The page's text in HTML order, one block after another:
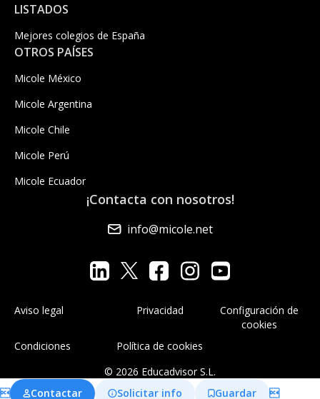
 Contactar Solicitar info Guardar 
LISTADOS
Mejores colegios de España
OTROS PAÍSES
Micole México
Micole Argentina
Micole Chile
Micole Perú
Micole Ecuador
¡Contacta con nosotros!
info@micole.net
Aviso legal Privacidad
Configuración de
cookies
Condiciones
Política de cookies
© 2026 Educadvisor S.L.